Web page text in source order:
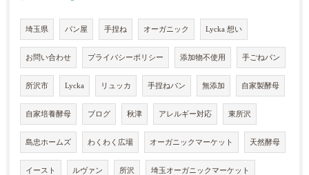
埼玉県 パン屋 手捏ね オーガニック Lycka 想い
お問い合わせ プライバシーポリシー 添加物不使用 手ごねパン
所沢市 Lycka リュッカ 手捏ねパン 無添加 自家製酵母
自家培養酵母 ブログ 秋津 アレルギー対応 東所沢
島忠ホームズ わくわく広場 オーガニックマーケット 天然酵母
イースト ルヴァン 所沢 埼玉オーガニックマーケット